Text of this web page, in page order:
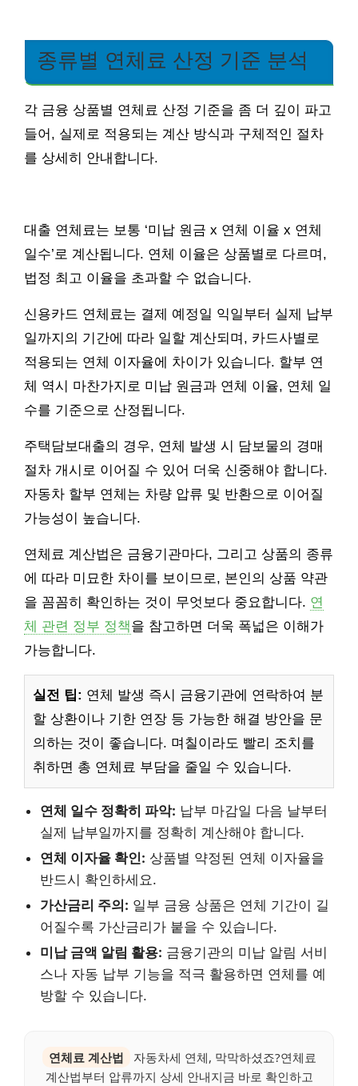
종류별 연체료 산정 기준 분석
각 금융 상품별 연체료 산정 기준을 좀 더 깊이 파고
들어, 실제로 적용되는 계산 방식과 구체적인 절차
를 상세히 안내합니다.
대출 연체료는 보통 ‘미납 원금 x 연체 이율 x 연체
일수’로 계산됩니다. 연체 이율은 상품별로 다르며,
법정 최고 이율을 초과할 수 없습니다.
신용카드 연체료는 결제 예정일 익일부터 실제 납부
일까지의 기간에 따라 일할 계산되며, 카드사별로
적용되는 연체 이자율에 차이가 있습니다. 할부 연
체 역시 마찬가지로 미납 원금과 연체 이율, 연체 일
수를 기준으로 산정됩니다.
주택담보대출의 경우, 연체 발생 시 담보물의 경매
절차 개시로 이어질 수 있어 더욱 신중해야 합니다.
자동차 할부 연체는 차량 압류 및 반환으로 이어질
가능성이 높습니다.
연체료 계산법은 금융기관마다, 그리고 상품의 종류
에 따라 미묘한 차이를 보이므로, 본인의 상품 약관
을 꼼꼼히 확인하는 것이 무엇보다 중요합니다. 연
체 관련 정부 정책을 참고하면 더욱 폭넓은 이해가
가능합니다.
실전 팁: 연체 발생 즉시 금융기관에 연락하여 분
할 상환이나 기한 연장 등 가능한 해결 방안을 문
의하는 것이 좋습니다. 며칠이라도 빨리 조치를
취하면 총 연체료 부담을 줄일 수 있습니다.
연체 일수 정확히 파악: 납부 마감일 다음 날부터
실제 납부일까지를 정확히 계산해야 합니다.
연체 이자율 확인: 상품별 약정된 연체 이자율을
반드시 확인하세요.
가산금리 주의: 일부 금융 상품은 연체 기간이 길
어질수록 가산금리가 붙을 수 있습니다.
미납 금액 알림 활용: 금융기관의 미납 알림 서비
스나 자동 납부 기능을 적극 활용하면 연체를 예
방할 수 있습니다.
연체료 계산법
자동차세 연체, 막막하셨죠?연체료
계산법부터 압류까지 상세 안내지금 바로 확인하고